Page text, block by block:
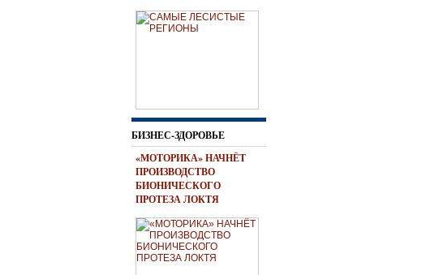
БИЗНЕС-ЗДОРОВЬЕ
«МОТОРИКА» НАЧНЁТ
ПРОИЗВОДСТВО
БИОНИЧЕСКОГО
ПРОТЕЗА ЛОКТЯ